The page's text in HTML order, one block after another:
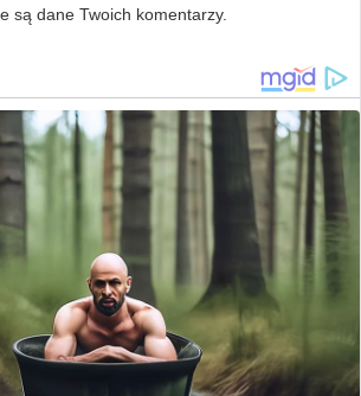
są dane Twoich komentarzy.